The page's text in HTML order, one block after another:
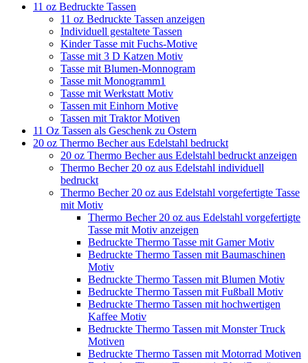
11 oz Bedruckte Tassen
11 oz Bedruckte Tassen anzeigen
Individuell gestaltete Tassen
Kinder Tasse mit Fuchs-Motive
Tasse mit 3 D Katzen Motiv
Tasse mit Blumen-Monnogram
Tasse mit Monogramm1
Tasse mit Werkstatt Motiv
Tassen mit Einhorn Motive
Tassen mit Traktor Motiven
11 Oz Tassen als Geschenk zu Ostern
20 oz Thermo Becher aus Edelstahl bedruckt
20 oz Thermo Becher aus Edelstahl bedruckt anzeigen
Thermo Becher 20 oz aus Edelstahl individuell
bedruckt
Thermo Becher 20 oz aus Edelstahl vorgefertigte Tasse
mit Motiv
Thermo Becher 20 oz aus Edelstahl vorgefertigte
Tasse mit Motiv anzeigen
Bedruckte Thermo Tasse mit Gamer Motiv
Bedruckte Thermo Tassen mit Baumaschinen
Motiv
Bedruckte Thermo Tassen mit Blumen Motiv
Bedruckte Thermo Tassen mit Fußball Motiv
Bedruckte Thermo Tassen mit hochwertigen
Kaffee Motiv
Bedruckte Thermo Tassen mit Monster Truck
Motiven
Bedruckte Thermo Tassen mit Motorrad Motiven